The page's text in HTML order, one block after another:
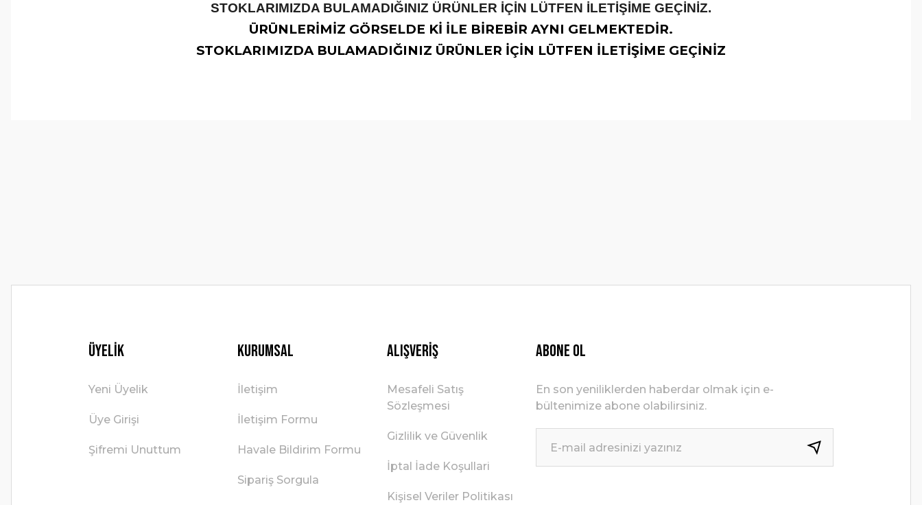
STOKLARIMIZDA BULAMADIĞINIZ ÜRÜNLER İÇİN LÜTFEN İLETİŞİME GEÇİNİZ.
ÜRÜNLERİMİZ GÖRSELDE Kİ İLE BİREBİR AYNI GELMEKTEDİR.
STOKLARIMIZDA BULAMADIĞINIZ ÜRÜNLER İÇİN LÜTFEN İLETİŞİME GEÇİNİZ
Üyelik
Yeni Üyelik
Üye Girişi
Şifremi Unuttum
Kurumsal
İletişim
İletişim Formu
Havale Bildirim Formu
Sipariş Sorgula
Alışveriş
Mesafeli Satış
Sözleşmesi
Gizlilik ve Güvenlik
İptal İade Koşullari
Kişisel Veriler Politikası
ABONE OL
En son yeniliklerden haberdar olmak için e-
bültenimize abone olabilirsiniz.